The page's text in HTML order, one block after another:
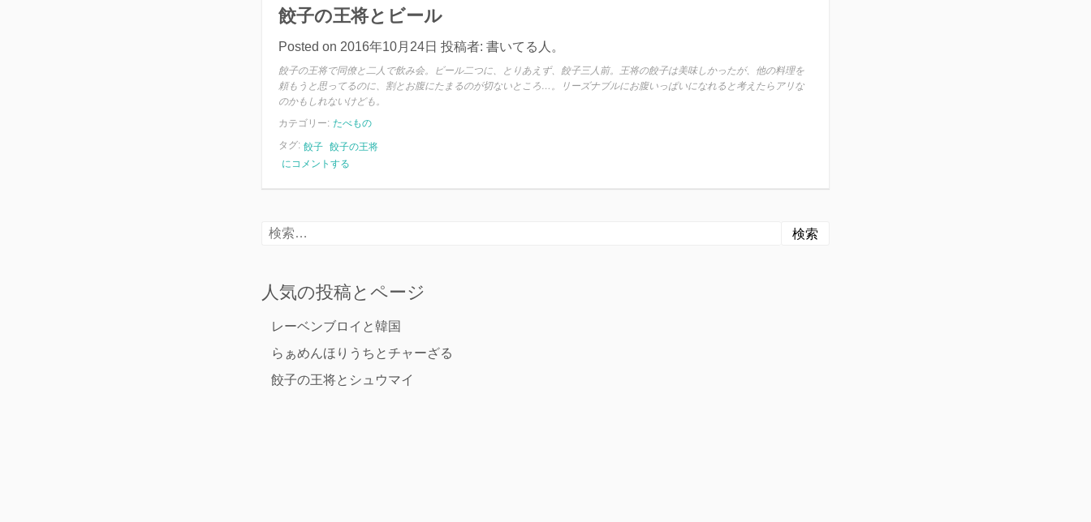
餃子の王将とビール
Posted on 2016年10月24日 投稿者: 書いてる人。
餃子の王将で同僚と二人で飲み会。ビール二つに、とりあえず、餃子三人前。王将の餃子は美味しかったが、他の料理を
頼もうと思ってるのに、割とお腹にたまるのが切ないところ…。リーズナブルにお腹いっぱいになれると考えたらアリな
のかもしれないけども。
カテゴリー: たべもの
タグ: 餃子 餃子の王将
餃
将
と
ル
にコメントする
検
人気の投稿とページ
レーベンブロイと韓国
らぁめんほりうちとチャーざる
餃子の王将とシュウマイ